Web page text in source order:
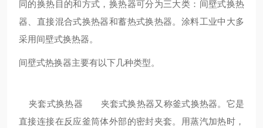
同的换热目的和方式，换热器可分为三大类：间壁式换热
器、直接混合式换热器和蓄热式换热器。涂料工业中大多
采用间壁式换热器。
间壁式热换器主要有以下几种类型。
夹套式换热器 夹套式换热器又称釜式换热器。它是
直接连接在反应釜筒体外部的密封夹套。用蒸汽加热时，